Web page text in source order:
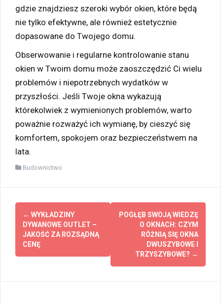
gdzie znajdziesz szeroki wybór okien, które będą
nie tylko efektywne, ale również estetycznie
dopasowane do Twojego domu.
Obserwowanie i regularne kontrolowanie stanu
okien w Twoim domu może zaoszczędzić Ci wielu
problemów i niepotrzebnych wydatków w
przyszłości. Jeśli Twoje okna wykazują
którekolwiek z wymienionych problemów, warto
poważnie rozważyć ich wymianę, by cieszyć się
komfortem, spokojem oraz bezpieczeństwem na
lata.
Budownictwo
Zobacz
wpisy
← WYKŁADZINY
DYWANOWE OUTLET –
JAKOŚĆ ZA ROZSĄDNĄ
CENĘ
POGŁĘB SWOJĄ WIEDZĘ
O OKNACH: CZYM
RÓŻNIĄ SIĘ OKNA
DWUSZYBOWE I
TRZYSZYBOWE? →